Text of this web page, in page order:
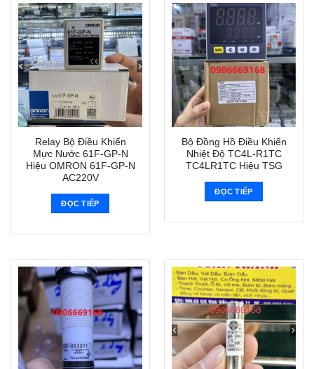
Relay Bộ Điều Khiển
Mực Nước 61F-GP-N
Hiệu OMRON 61F-GP-N
AC220V
ĐỌC TIẾP
Bộ Đồng Hồ Điều Khiển
Nhiệt Độ TC4L-R1TC
TC4LR1TC Hiệu TSG
ĐỌC TIẾP